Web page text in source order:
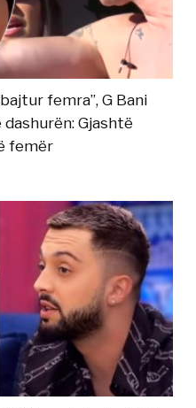
femra”, G Bani
Gjashtë
femër